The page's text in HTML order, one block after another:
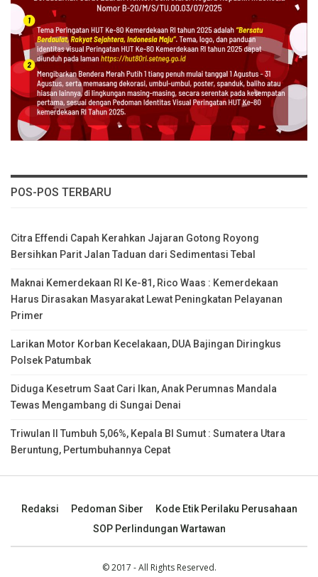
POS-POS TERBARU
Citra Effendi Capah Kerahkan Jajaran Gotong Royong
Bersihkan Parit Jalan Taduan dari Sedimentasi Tebal
Maknai Kemerdekaan RI Ke-81, Rico Waas : Kemerdekaan
Harus Dirasakan Masyarakat Lewat Peningkatan Pelayanan
Primer
Larikan Motor Korban Kecelakaan, DUA Bajingan Diringkus
Polsek Patumbak
Diduga Kesetrum Saat Cari Ikan, Anak Perumnas Mandala
Tewas Mengambang di Sungai Denai
Triwulan II Tumbuh 5,06%, Kepala BI Sumut : Sumatera Utara
Beruntung, Pertumbuhannya Cepat
Redaksi Pedoman Siber
Kode Etik Perilaku Perusahaan
SOP Perlindungan Wartawan
© 2017 - All Rights Reserved.